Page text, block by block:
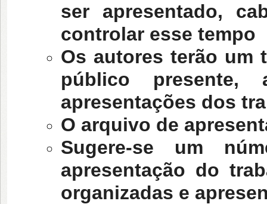
ser apresentado,
controlar esse tempo
Os autores terão um
público
apresentações dos
O arquivo de
Sugere-se um
apresentação do
organizadas e